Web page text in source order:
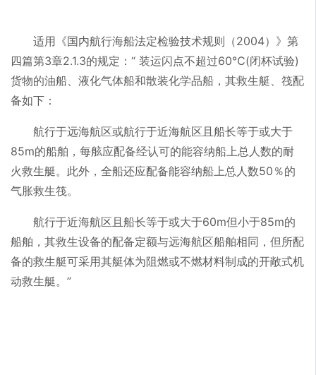
适用《国内航行海船法定检验技术规则（2004）》第
四篇第3章2.1.3的规定：“ 装运闪点不超过60℃(闭杯试验)
货物的油船、液化气体船和散装化学品船，其救生艇、筏配
备如下：
航行于远海航区或航行于近海航区且船长等于或大于
85m的船舶，每舷应配备经认可的能容纳船上总人数的耐
火救生艇。此外，全船还应配备能容纳船上总人数50％的
气胀救生筏。
航行于近海航区且船长等于或大于60m但小于85m的
船舶，其救生设备的配备定额与远海航区船舶相同，但所配
备的救生艇可采用其艇体为阻燃或不燃材料制成的开敞式机
动救生艇。”